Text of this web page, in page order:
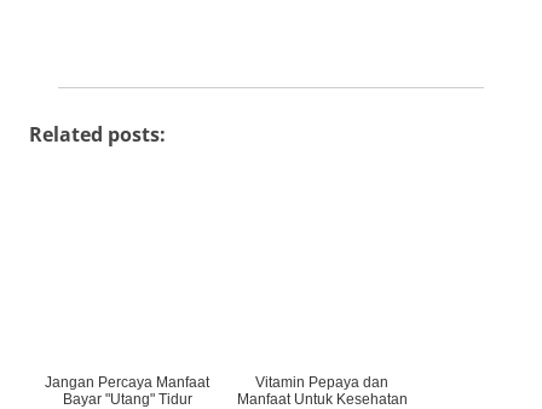
Related posts:
Jangan Percaya Manfaat
Bayar "Utang" Tidur
Vitamin Pepaya dan
Manfaat Untuk Kesehatan